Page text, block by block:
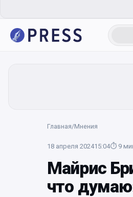
Главная/Мнения
18 апреля 202415:04⏱ 9
Майрис
что